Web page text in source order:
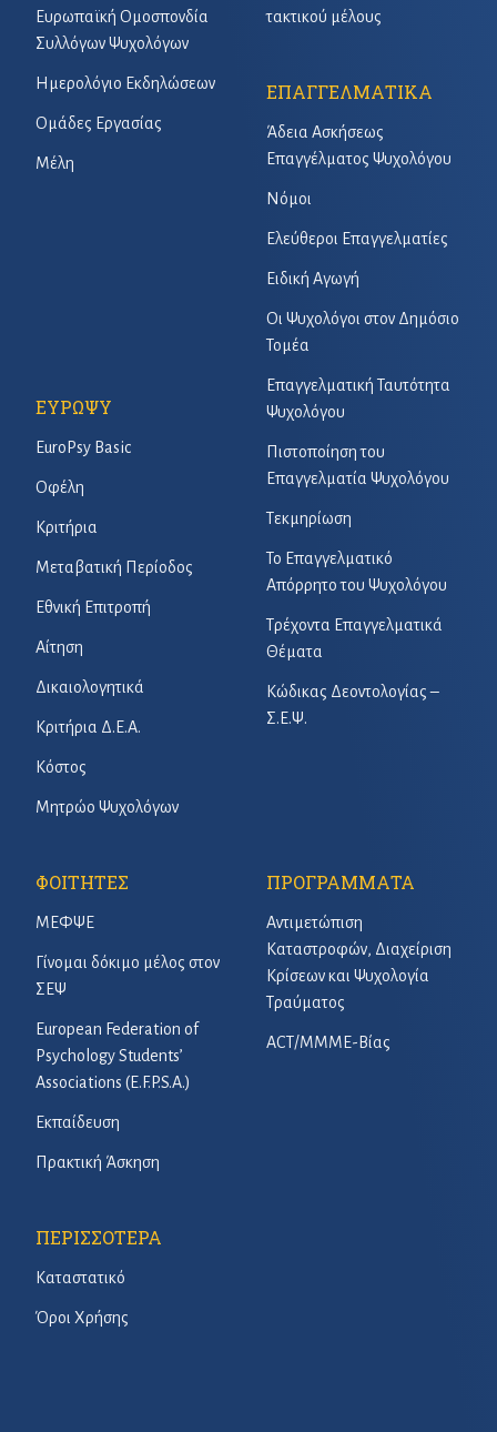
Ευρωπαϊκή Ομοσπονδία
Συλλόγων Ψυχολόγων
Ημερολόγιο Εκδηλώσεων
Ομάδες Εργασίας
Μέλη
τακτικού μέλους
ΕΠΑΓΓΕΛΜΑΤΙΚΑ
Άδεια Ασκήσεως
Επαγγέλματος Ψυχολόγου
Νόμοι
Ελεύθεροι Επαγγελματίες
Ειδική Αγωγή
Οι Ψυχολόγοι στον Δημόσιο
Τομέα
Επαγγελματική Ταυτότητα
Ψυχολόγου
Πιστοποίηση του
Επαγγελματία Ψυχολόγου
Τεκμηρίωση
Το Επαγγελματικό
Απόρρητο του Ψυχολόγου
Τρέχοντα Επαγγελματικά
Θέματα
Κώδικας Δεοντολογίας –
Σ.Ε.Ψ.
ΕΥΡΩΨΥ
EuroPsy Basic
Οφέλη
Κριτήρια
Μεταβατική Περίοδος
Εθνική Επιτροπή
Αίτηση
Δικαιολογητικά
Κριτήρια Δ.Ε.Α.
Κόστος
Μητρώο Ψυχολόγων
ΦΟΙΤΗΤΕΣ
ΜΕΦΨΕ
Γίνομαι δόκιμο μέλος στον
ΣΕΨ
European Federation of
Psychology Students’
Associations (E.F.P.S.A.)
Εκπαίδευση
Πρακτική Άσκηση
ΠΡΟΓΡΑΜΜΑΤΑ
Αντιμετώπιση
Καταστροφών, Διαχείριση
Κρίσεων και Ψυχολογία
Τραύματος
ACT/ΜΜΜΕ-Βίας
ΠΕΡΙΣΣΟΤΕΡΑ
Καταστατικό
Όροι Χρήσης